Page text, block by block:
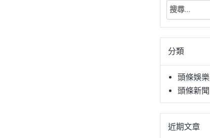
關
字:分類
頭條娛樂
頭條新聞
近期文章